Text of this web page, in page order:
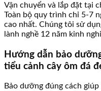
Vận chuyển và lắp đặt tại
Toàn bộ quy trình chỉ 5-7
cao nhất. Chúng tôi sử
lành nghề 12 năm kinh
Hướng dẫn bảo
tiểu cảnh cây ôm đá
Bảo dưỡng đúng cách